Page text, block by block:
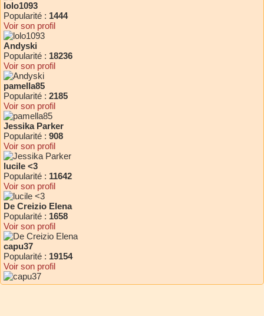
lolo1093
Popularité : 1444
Voir son profil
Andyski
Popularité : 18236
Voir son profil
pamella85
Popularité : 2185
Voir son profil
Jessika Parker
Popularité : 908
Voir son profil
lucile <3
Popularité : 11642
Voir son profil
De Creizio Elena
Popularité : 1658
Voir son profil
capu37
Popularité : 19154
Voir son profil